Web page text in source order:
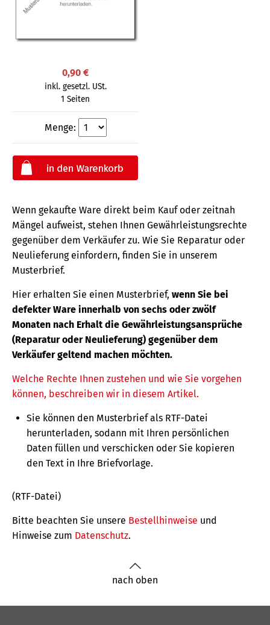
0,90 €
inkl. gesetzl. USt.
1 Seiten
Menge:
Wenn gekaufte Ware direkt beim Kauf oder zeitnah
Mängel aufweist, stehen Ihnen Gewährleistungsrechte
gegenüber dem Verkäufer zu. Wie Sie Reparatur oder
Neulieferung einfordern, finden Sie in unserem
Musterbrief.
Hier erhalten Sie einen Musterbrief, wenn Sie bei
defekter Ware innerhalb von sechs oder zwölf
Monaten nach Erhalt die Gewährleistungsansprüche
(Reparatur oder Neulieferung) gegenüber dem
Verkäufer geltend machen möchten.
Welche Rechte Ihnen zustehen und wie Sie vorgehen
können, beschreiben wir in diesem Artikel.
Sie können den Musterbrief als RTF-Datei
herunterladen, sodann mit Ihren persönlichen
Daten füllen und verschicken oder Sie kopieren
den Text in Ihre Briefvorlage.
(RTF-Datei)
Bitte beachten Sie unsere Bestellhinweise und
Hinweise zum Datenschutz.
nach oben